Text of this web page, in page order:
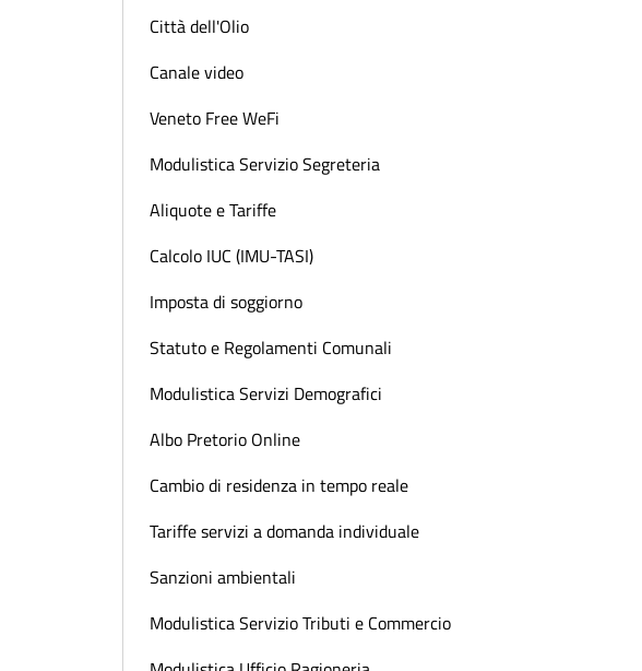
Città dell'Olio
Canale video
Veneto Free WeFi
Modulistica Servizio Segreteria
Aliquote e Tariffe
Calcolo IUC (IMU-TASI)
Imposta di soggiorno
Statuto e Regolamenti Comunali
Modulistica Servizi Demografici
Albo Pretorio Online
Cambio di residenza in tempo reale
Tariffe servizi a domanda individuale
Sanzioni ambientali
Modulistica Servizio Tributi e Commercio